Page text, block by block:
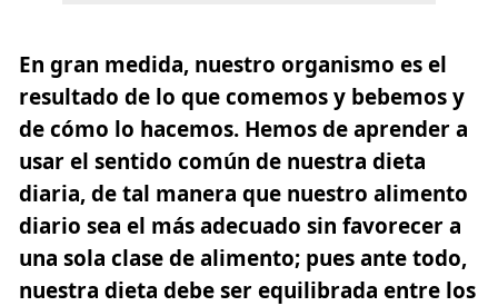
En gran medida, nuestro organismo es el
resultado de lo que comemos y bebemos y
de cómo lo hacemos. Hemos de aprender a
usar el sentido común de nuestra dieta
diaria, de tal manera que nuestro alimento
diario sea el más adecuado sin favorecer a
una sola clase de alimento; pues ante todo,
nuestra dieta debe ser equilibrada entre los